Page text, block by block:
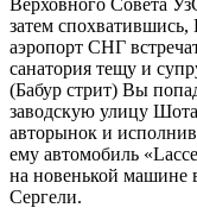
затем
аэропорт СНГ
санатория тещу и
(Бабур стрит) Вы
заводскую улицу
авторынок и
ему автомобиль
на новенькой машине
Сергели.